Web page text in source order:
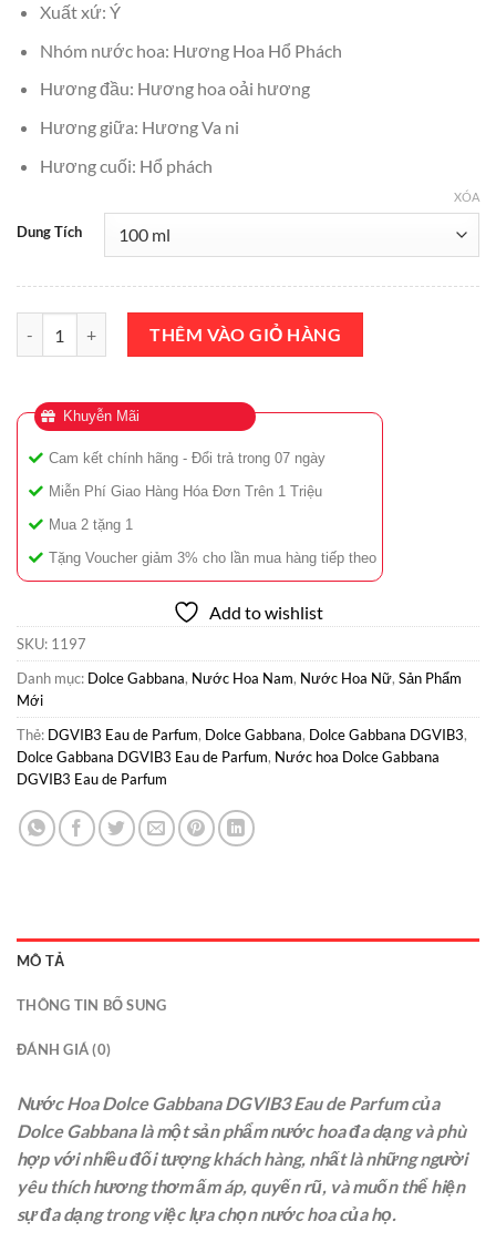
Xuất xứ: Ý
Nhóm nước hoa: Hương Hoa Hổ Phách
Hương đầu: Hương hoa oải hương
Hương giữa: Hương Va ni
Hương cuối: Hổ phách
Dung Tích
XÓA
Nước Hoa Dolce Gabbana DGVIB3 Eau de Parfum 100ml Chính
THÊM VÀO GIỎ HÀNG
Khuyễn Mãi
Cam kết chính hãng - Đổi trả trong 07 ngày
Miễn Phí Giao Hàng Hóa Đơn Trên 1 Triệu
Mua 2 tặng 1
Tặng Voucher giảm 3% cho lần mua hàng tiếp theo
Add to wishlist
SKU: 1197
Danh mục: Dolce Gabbana, Nước Hoa Nam, Nước Hoa Nữ, Sản Phẩm
Mới
Thẻ: DGVIB3 Eau de Parfum, Dolce Gabbana, Dolce Gabbana DGVIB3,
Dolce Gabbana DGVIB3 Eau de Parfum, Nước hoa Dolce Gabbana
DGVIB3 Eau de Parfum
MÔ TẢ
THÔNG TIN BỔ SUNG
ĐÁNH GIÁ (0)
Nước Hoa Dolce Gabbana DGVIB3 Eau de Parfum của
Dolce Gabbana là một sản phẩm nước hoa đa dạng và phù
hợp với nhiều đối tượng khách hàng, nhất là những người
yêu thích hương thơm ấm áp, quyến rũ, và muốn thể hiện
sự đa dạng trong việc lựa chọn nước hoa của họ.